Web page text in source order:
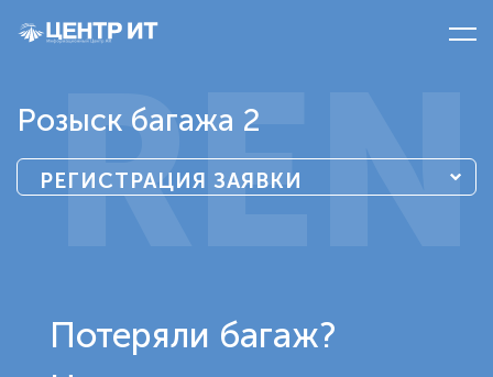
REN
Розыск багажа 2
РЕГИСТРАЦИЯ ЗАЯВКИ